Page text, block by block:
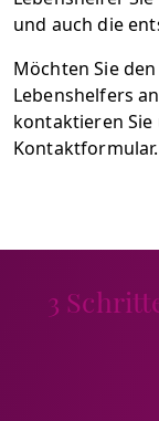
und auch die
Möchten Sie
Lebenshelfers
kontaktieren
Kontaktformular.
3